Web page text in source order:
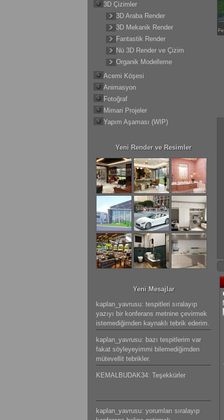
3D Çizimler
3D Araba Render
3D Mekanik Render
Fantastik Render
Nü 3D Render ve Çizim
Organik Modelleme
Acemi Köşesi
Animasyon
Fotoğraf
Mimari Projeler
Yapım Aşaması (WIP)
Yeni Render ve Resimler
Yeni Mesajlar
kaplan_yavrusu: tespitleri sıralayıp
yazıyı bir konferans metnine çevirmek
istemediğimden kaynaklı tebrik ederim.
kaplan_yavrusu: bazı tespitlerim var
fakat söyleyeyimmi bilemediğimden
mütevellit tebrikler.
KEMALBUDAK34: Teşekkürler
kaplan_yavrusu: yorumları sıralayıp